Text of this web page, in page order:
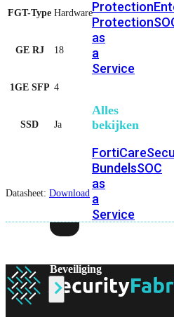
Protection
Protection
as
a
Service
Alles
bekijken
FortiCare
BundelsSOC
as
a
Service
Beveiliging
FGT-Type Hardware
GE RJ 18
1GE SFP 4
SSD Ja
Datasheet: Download